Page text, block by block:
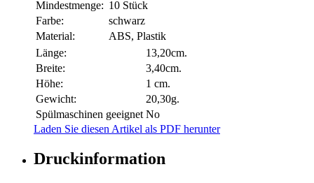
Mindestmenge: 10 Stück
Farbe:
schwarz
Material:
ABS, Plastik
Länge:
13,20cm.
Breite:
3,40cm.
Höhe:
1 cm.
Gewicht:
20,30g.
Spülmaschinen geeignet No
Laden Sie diesen Artikel als PDF herunter
Druckinformation